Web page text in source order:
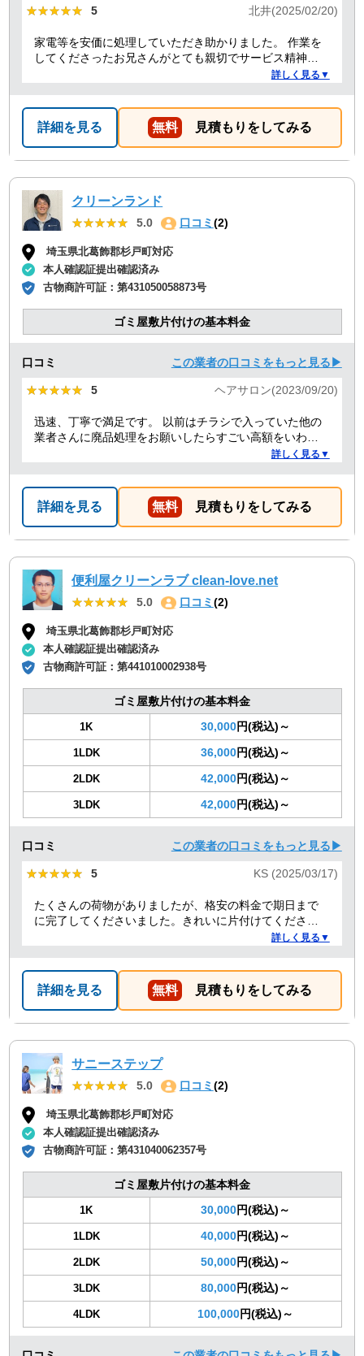
★★★★★
★★★★★ 5 北井(2025/02/20)
家電等を安価に処理していただき助かりました。 作業を
してくださったお兄さんがとても親切でサービス精神溢
詳しく見る▼
詳細を見る 無料 見積もりをしてみる
クリーンランド
★★★★★
★★★★★ 5.0 口コミ (2)
埼玉県北葛飾郡杉戸町対応
本人確認証提出確認済み
古物商許可証：第431050058873号
ゴミ屋敷片付けの基本料金
口コミ この業者の口コミをもっと見る▶
★★★★★
★★★★★ 5 ヘアサロン(2023/09/20)
迅速、丁寧で満足です。 以前はチラシで入っていた他の
業者さんに廃品処理をお願いしたらすごい高額をいわれ
たことがありましたが、クリーランドさんは提示額通り
詳しく見る▼
詳細を見る 無料 見積もりをしてみる
便利屋クリーンラブ clean-love.net
★★★★★
★★★★★ 5.0 口コミ (2)
埼玉県北葛飾郡杉戸町対応
本人確認証提出確認済み
古物商許可証：第441010002938号
ゴミ屋敷片付けの基本料金
1K 30,000円(税込)～
1LDK 36,000円(税込)～
2LDK 42,000円(税込)～
3LDK 42,000円(税込)～
口コミ この業者の口コミをもっと見る▶
★★★★★
★★★★★ 5 KS (2025/03/17)
たくさんの荷物がありましたが、格安の料金で期日まで
に完了してくださいました。きれいに片付けてくださり
ありがとうございました。作業の進捗も報告してくださ
詳しく見る▼
詳細を見る 無料 見積もりをしてみる
サニーステップ
★★★★★
★★★★★ 5.0 口コミ (2)
埼玉県北葛飾郡杉戸町対応
本人確認証提出確認済み
古物商許可証：第431040062357号
ゴミ屋敷片付けの基本料金
1K 30,000円(税込)～
1LDK 40,000円(税込)～
2LDK 50,000円(税込)～
3LDK 80,000円(税込)～
4LDK 100,000円(税込)～